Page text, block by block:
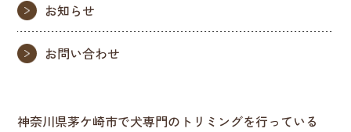
お知らせ
お問い合わせ
神奈川県茅ケ崎市で犬専門のトリミングを行っている